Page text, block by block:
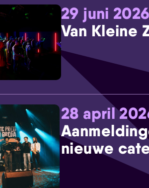
29 juni 2026
Van Kleine
28 april
nieuwe